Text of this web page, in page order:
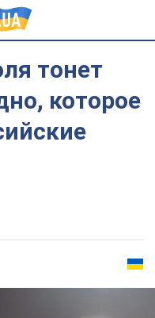
тонет
которое